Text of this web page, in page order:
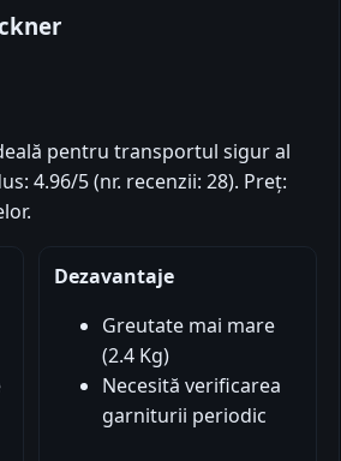
pentru transportul sigur al
4.96/5 (nr. recenzii: 28). Preț:
Dezavantaje
Greutate mai mare
(2.4 Kg)
Necesită verificarea
garniturii periodic